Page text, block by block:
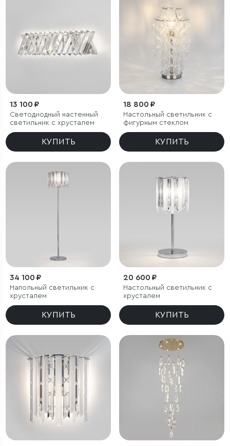
13 100 ₽
Светодиодный настенный
светильник с хрусталем
КУПИТЬ
18 800 ₽
Настольный светильник с
фигурным стеклом
КУПИТЬ
34 100 ₽
Напольный светильник с
хрусталем
КУПИТЬ
20 600 ₽
Настольный светильник с
хрусталем
КУПИТЬ